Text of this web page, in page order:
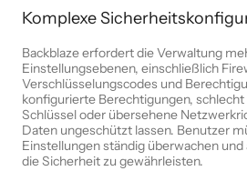
Komplexe
Backblaze erfordert die Verwaltung
Einstellungsebenen, einschließlich
Verschlüsselungscodes und
konfigurierte Berechtigungen,
Schlüssel oder übersehene
Daten ungeschützt lassen. Benutzer
Einstellungen ständig überwachen und
die Sicherheit zu gewährleisten.